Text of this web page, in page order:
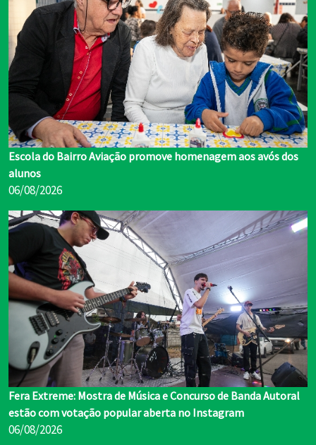
Escola do Bairro Aviação promove homenagem aos avós dos
alunos
06/08/2026
Fera Extreme: Mostra de Música e Concurso de Banda Autoral
estão com votação popular aberta no Instagram
06/08/2026